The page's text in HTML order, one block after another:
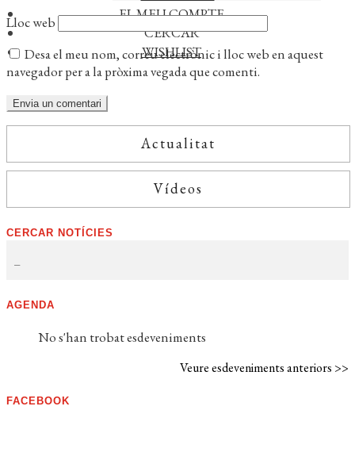
EL MEU COMPTE
CERCAR
WISHLIST
Lloc web
Desa el meu nom, correu electrònic i lloc web en aquest
navegador per a la pròxima vegada que comenti.
Actualitat
Vídeos
CERCAR NOTÍCIES
AGENDA
No s'han trobat esdeveniments
Veure esdeveniments anteriors >>
FACEBOOK